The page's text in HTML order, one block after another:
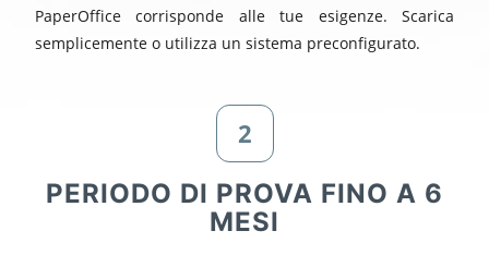
PaperOffice corrisponde alle tue esigenze. Scarica
semplicemente o utilizza un sistema preconfigurato.
2
PERIODO DI PROVA FINO A 6
MESI